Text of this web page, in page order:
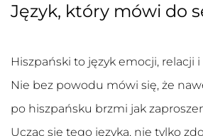
Język, który mówi do
Hiszpański to język emocji, relacji i
Nie bez powodu mówi się, że
po hiszpańsku brzmi jak
Ucząc się tego języka, nie tylko